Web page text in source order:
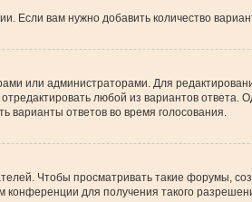
Если вам нужно добавить количество
или администраторами. Для
любой из вариантов
варианты ответов во время голосования.
Чтобы просматривать такие форумы,
для получения такого